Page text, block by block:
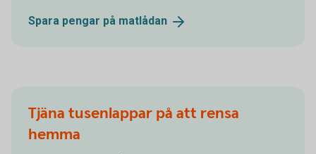
Spara pengar på matlådan
Tjäna tusenlappar på att rensa
hemma